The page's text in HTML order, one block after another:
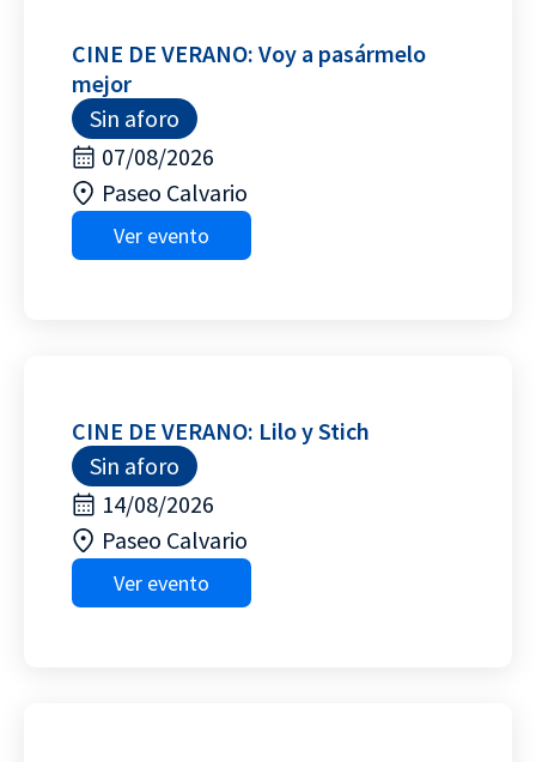
CINE DE VERANO: Voy a pasármelo
mejor
Sin aforo
07/08/2026
Paseo Calvario
Ver evento
CINE DE VERANO: Lilo y Stich
Sin aforo
14/08/2026
Paseo Calvario
Ver evento